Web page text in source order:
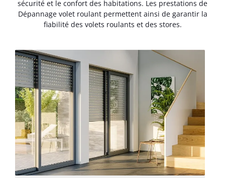
sécurité et le confort des habitations. Les prestations de
Dépannage volet roulant permettent ainsi de garantir la
fiabilité des volets roulants et des stores.